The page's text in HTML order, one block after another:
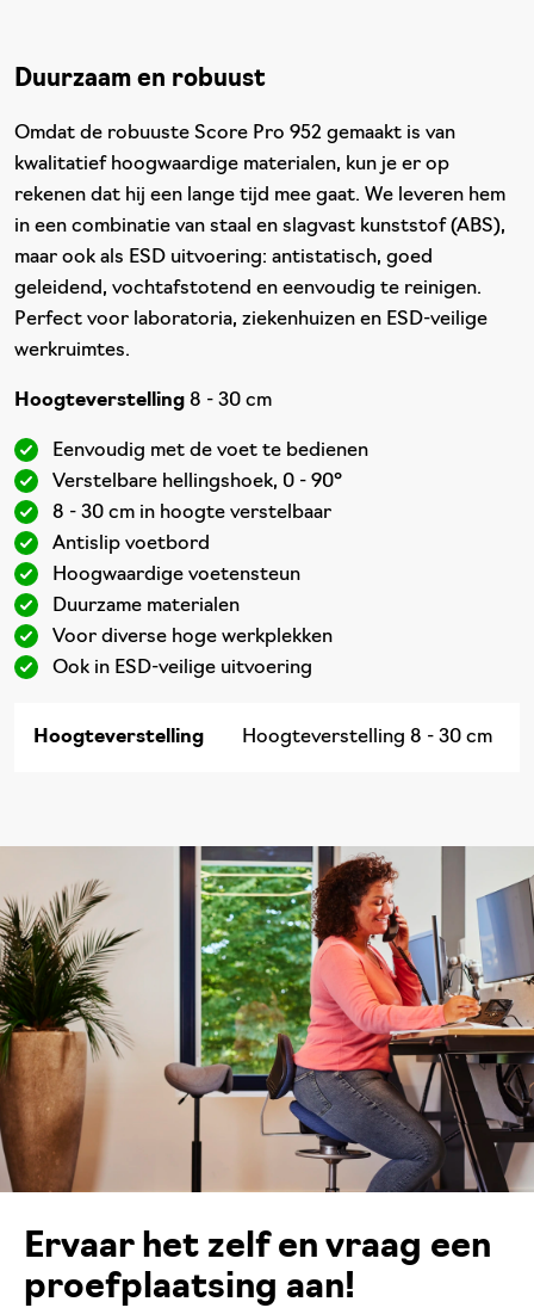
Duurzaam en robuust
Omdat de robuuste Score Pro 952 gemaakt is van
kwalitatief hoogwaardige materialen, kun je er op
rekenen dat hij een lange tijd mee gaat. We leveren hem
in een combinatie van staal en slagvast kunststof (ABS),
maar ook als ESD uitvoering: antistatisch, goed
geleidend, vochtafstotend en eenvoudig te reinigen.
Perfect voor laboratoria, ziekenhuizen en ESD-veilige
werkruimtes.
Hoogteverstelling 8 - 30 cm
Eenvoudig met de voet te bedienen
Verstelbare hellingshoek, 0 - 90°
8 - 30 cm in hoogte verstelbaar
Antislip voetbord
Hoogwaardige voetensteun
Duurzame materialen
Voor diverse hoge werkplekken
Ook in ESD-veilige uitvoering
Hoogteverstelling Hoogteverstelling 8 - 30 cm
Ervaar het zelf en vraag een
proefplaatsing aan!